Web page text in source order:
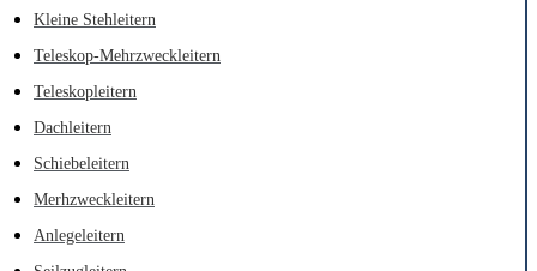
Kleine Stehleitern
Teleskop-Mehrzweckleitern
Teleskopleitern
Dachleitern
Schiebeleitern
Merhzweckleitern
Anlegeleitern